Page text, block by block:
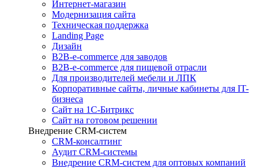
Интернет-магазин
Модернизация сайта
Техническая поддержка
Landing Page
Дизайн
B2B-e-commerce для заводов
B2B-e-commerce для пищевой отрасли
Для производителей мебели и ЛПК
Корпоративные сайты, личные кабинеты для IT-
бизнеса
Сайт на 1С-Битрикс
Сайт на готовом решении
Внедрение CRM-систем
CRM-консалтинг
Аудит CRM-системы
Внедрение CRM-систем для оптовых компаний